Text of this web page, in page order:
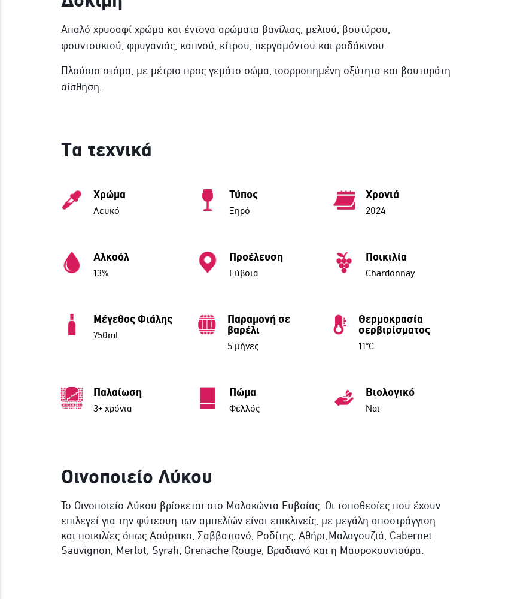
Απαλό χρυσαφί χρώμα και έντονα αρώματα βανίλιας, μελιού, βουτύρου,
φουντουκιού, φρυγανιάς, καπνού, κίτρου, περγαμόντου και ροδάκινου.
Πλούσιο στόμα, με μέτριο προς γεμάτο σώμα, ισορροπημένη οξύτητα και βουτυράτη
αίσθηση.
Τα τεχνικά
Χρώμα
Λευκό
Τύπος
Ξηρό
Χρονιά
2024
Αλκοόλ
13%
Προέλευση
Εύβοια
Ποικιλία
Chardonnay
Μέγεθος Φιάλης
750ml
Παραμονή σε
βαρέλι
5 μήνες
Θερμοκρασία
σερβιρίσματος
11°C
Παλαίωση
3+ χρόνια
Πώμα
Φελλός
Βιολογικό
Ναι
Οινοποιείο Λύκου
Το Οινοποιείο Λύκου βρίσκεται στο Μαλακώντα Ευβοίας. Οι τοποθεσίες που έχουν
επιλεγεί για την φύτεσυη των αμπελίών είναι επικλινείς, με μεγάλη αποστράγγιση
και ποικιλίες όπως Ασύρτικο, Σαββατιανό, Ροδίτης, Αθήρι, Μαλαγουζιά, Cabernet
Sauvignon, Merlot, Syrah, Grenache Rouge, Βραδιανό και η Μαυροκουντούρα.